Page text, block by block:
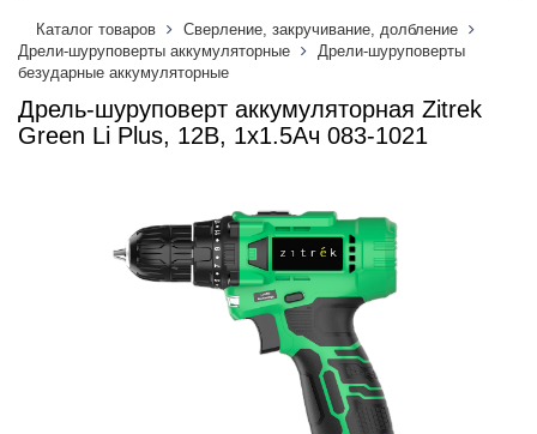
Каталог товаров
Сверление, закручивание, долбление
Дрели-шуруповерты аккумуляторные
Дрели-шуруповерты
безударные аккумуляторные
Дрель-шуруповерт аккумуляторная Zitrek
Green Li Plus, 12В, 1x1.5Ач 083-1021